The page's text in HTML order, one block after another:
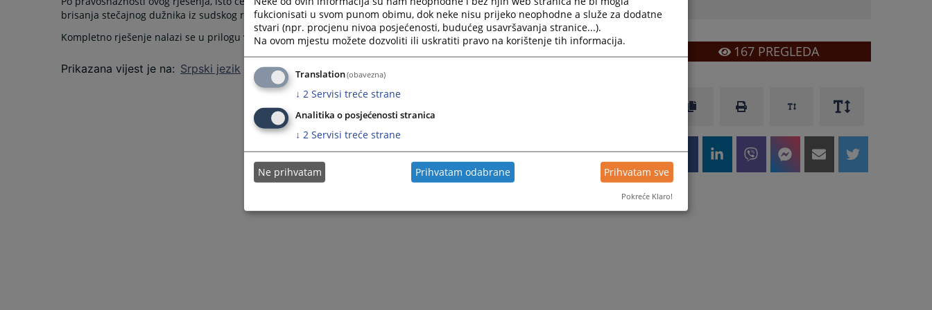
brisanja stečajnog dužnika iz sudskog registra.
Kompletno rješenje nalazi se u prilogu vijesti.
Prikazana vijest je na: Srpski jezik
167PREGLEDA
fukcionisati u svom punom obimu, dok neke nisu prijeko neophodne a služe za dodatne
stvari (npr. procjenu nivoa posjećenosti, budućeg usavršavanja stranice...).
Na ovom mjestu možete dozvoliti ili uskratiti pravo na korištenje tih informacija.
Translation(obavezna)
↓ 2 Servisi treće strane
Analitika o posjećenosti stranica
↓ 2 Servisi treće strane
Ne prihvatam Prihvatam odabrane Prihvatam sve
Pokreće Klaro!